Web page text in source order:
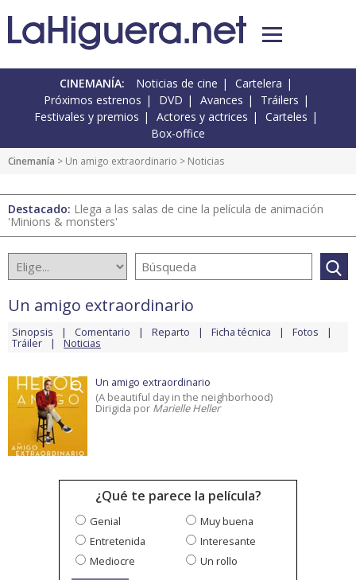
CINEMANÍA: Noticias de cine
Cartelera
Próximos estrenos
DVD Avances
Tráilers
Festivales y premios
Actores y actrices
Carteles
Box-office
Cinemanía > Un amigo extraordinario > Noticias
Destacado: Llega a las salas de cine la película de animación
'Minions & monsters'
Un amigo extraordinario
Sinopsis Comentario Reparto Ficha técnica Fotos
Tráiler Noticias
Un amigo extraordinario
(A beautiful day in the neighborhood)
Dirigida por Marielle Heller
¿Qué te parece la película?
Genial
Muy buena
Entretenida
Interesante
Mediocre
Un rollo